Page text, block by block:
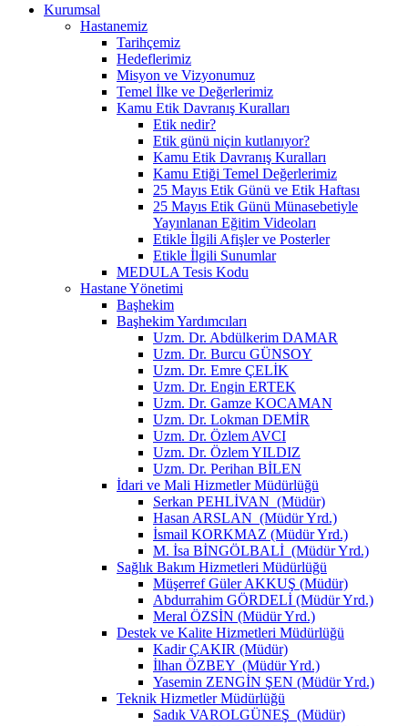
Kurumsal
Hastanemiz
Tarihçemiz
Hedeflerimiz
Misyon ve Vizyonumuz
Temel İlke ve Değerlerimiz
Kamu Etik Davranış Kuralları
Etik nedir?
Etik günü niçin kutlanıyor?
Kamu Etik Davranış Kuralları
Kamu Etiği Temel Değerlerimiz
25 Mayıs Etik Günü ve Etik Haftası
25 Mayıs Etik Günü Münasebetiyle
Yayınlanan Eğitim Videoları
Etikle İlgili Afişler ve Posterler
Etikle İlgili Sunumlar
MEDULA Tesis Kodu
Hastane Yönetimi
Başhekim
Başhekim Yardımcıları
Uzm. Dr. Abdülkerim DAMAR
Uzm. Dr. Burcu GÜNSOY
Uzm. Dr. Emre ÇELİK
Uzm. Dr. Engin ERTEK
Uzm. Dr. Gamze KOCAMAN
Uzm. Dr. Lokman DEMİR
Uzm. Dr. Özlem AVCI
Uzm. Dr. Özlem YILDIZ
Uzm. Dr. Perihan BİLEN
İdari ve Mali Hizmetler Müdürlüğü
Serkan PEHLİVAN (Müdür)
Hasan ARSLAN (Müdür Yrd.)
İsmail KORKMAZ (Müdür Yrd.)
M. İsa BİNGÖLBALİ (Müdür Yrd.)
Sağlık Bakım Hizmetleri Müdürlüğü
Müşerref Güler AKKUŞ (Müdür)
Abdurrahim GÖRDELİ (Müdür Yrd.)
Meral ÖZSİN (Müdür Yrd.)
Destek ve Kalite Hizmetleri Müdürlüğü
Kadir ÇAKIR (Müdür)
İlhan ÖZBEY (Müdür Yrd.)
Yasemin ZENGİN ŞEN (Müdür Yrd.)
Teknik Hizmetler Müdürlüğü
Sadık VAROLGÜNEŞ (Müdür)